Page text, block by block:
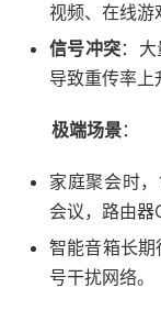
视频、在线游
信号冲突：
导致重传率上
极端场景：
家庭聚会时
会议，路由器
智能音箱长
号干扰网络。